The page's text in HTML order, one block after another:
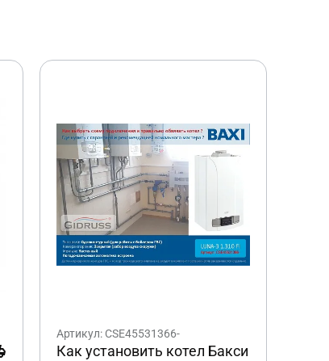
Артикул: CSE45531366-
Как установить котел Бакси